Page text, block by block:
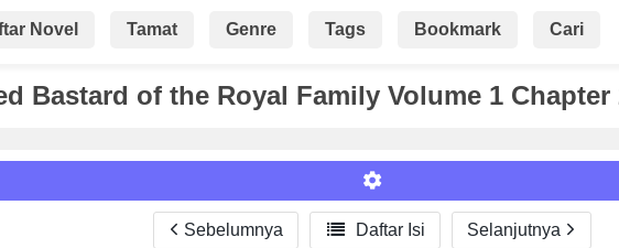
Novel Tamat Genre Tags Bookmark Cari
Bastard of the Royal Family Volume 1
Sebelumnya  Daftar Isi Selanjutnya